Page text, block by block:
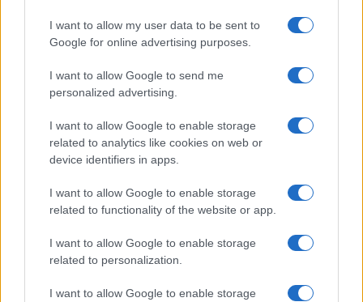
I want to allow my user data to be sent to
Google for online advertising purposes.
I want to allow Google to send me
personalized advertising.
I want to allow Google to enable storage
related to analytics like cookies on web or
device identifiers in apps.
I want to allow Google to enable storage
related to functionality of the website or app.
I want to allow Google to enable storage
related to personalization.
I want to allow Google to enable storage